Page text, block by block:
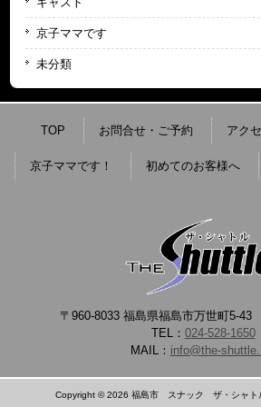
京子ママです
未分類
TOP お問合せ・ご予約 アク
京子ママです！ 初めてのお客様へ
〒960-8033 福島県福島市万世町5-
TEL： 024-528-1650
MAIL： info@the-
Copyright © 2026 福島市 スナック ザ・シャト